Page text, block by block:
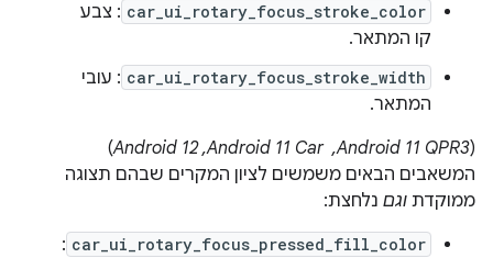
car_ui_rotary_focus_stroke_color : צבע
קו המתאר.
car_ui_rotary_focus_stroke_width : עובי
המתאר.
‫(
Android 11 QPR3, ‏ Android 11 Car,‏ Android 12
)
המשאבים הבאים משמשים לציון המקרים שבהם תצוגה
ממוקדת וגם נלחצת:
car_ui_rotary_focus_pressed_fill_color
: